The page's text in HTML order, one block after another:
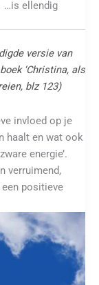
…is ellendig
versie van
‘Christina, als
blz 123)
invloed op je
haalt en wat ook
energie’.
verruimend,
positieve